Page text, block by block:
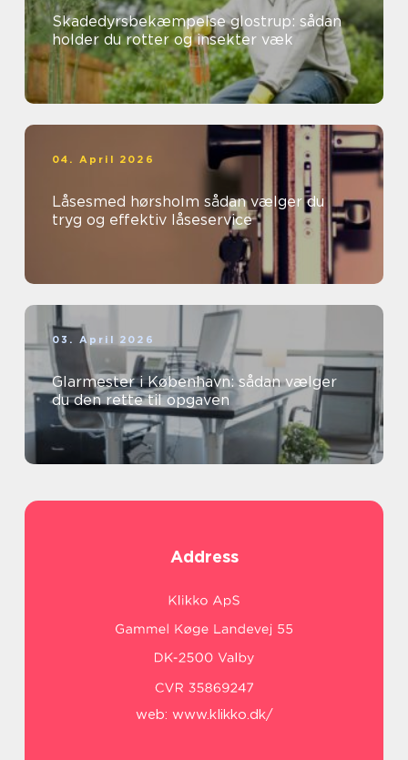
Skadedyrsbekæmpelse glostrup: sådan
holder du rotter og insekter væk
04. April 2026
Låsesmed hørsholm sådan vælger du
tryg og effektiv låseservice
03. April 2026
Glarmester i København: sådan vælger
du den rette til opgaven
Address
web: www.klikko.dk/